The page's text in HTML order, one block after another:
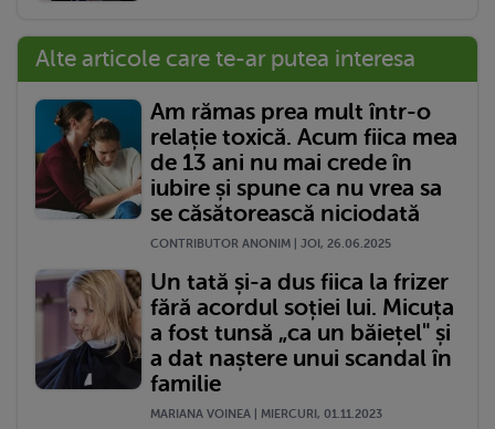
Alte articole care te-ar putea interesa
Am rămas prea mult într-o
relație toxică. Acum fiica mea
de 13 ani nu mai crede în
iubire și spune ca nu vrea sa
se căsătorească niciodată
CONTRIBUTOR ANONIM | JOI, 26.06.2025
Un tată și-a dus fiica la frizer
fără acordul soției lui. Micuța
a fost tunsă „ca un băiețel" și
a dat naștere unui scandal în
familie
MARIANA VOINEA | MIERCURI, 01.11.2023